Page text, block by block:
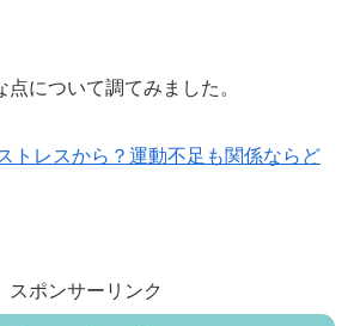
について調てみました。
トレスから？運動不足も関係ならど
スポンサーリンク